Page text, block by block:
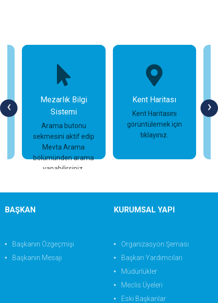
‹ ›
Mezarlık Bilgi
Sistemi
Arama butonu
sekmesini aktif edip
Mevta Arama
bölümünden arama
yapabilirsiniz.
İncele
Kent Haritası
Kent Haritasını
görüntülemek için
tıklayınız.
BAŞKAN
Başkanın Özgeçmişi
Başkanın Mesajı
KURUMSAL YAPI
Organizasyon Şeması
Başkan Yardımcıları
Müdürlükler
Meclis Üyeleri
Eski Başkanlar